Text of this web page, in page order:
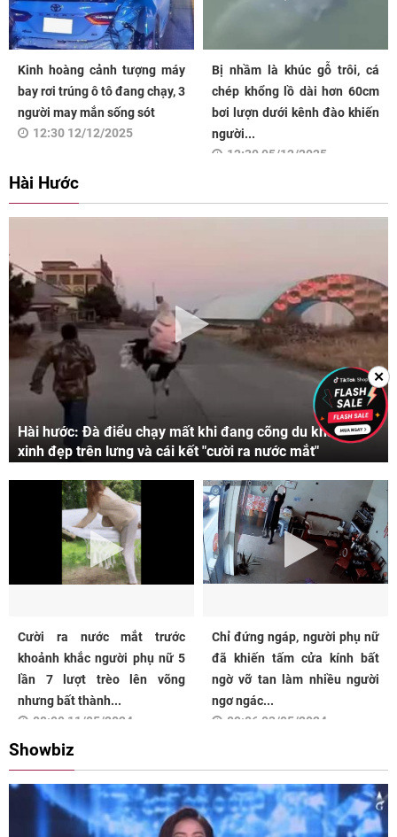
Kinh hoàng cảnh tượng máy
bay rơi trúng ô tô đang chạy, 3
người may mắn sống sót
12:30 12/12/2025
Bị nhầm là khúc gỗ trôi, cá
chép khổng lồ dài hơn 60cm
bơi lượn dưới kênh đào khiến
người...
12:30 05/12/2025
Hài Hước
Hài hước: Đà điểu chạy mất khi đang cõng du khách
xinh đẹp trên lưng và cái kết "cười ra nước mắt"
Cười ra nước mắt trước
khoảnh khắc người phụ nữ 5
lần 7 lượt trèo lên võng
nhưng bất thành...
08:00 11/05/2024
Chỉ đứng ngáp, người phụ nữ
đã khiến tấm cửa kính bất
ngờ vỡ tan làm nhiều người
ngơ ngác...
09:06 03/05/2024
Showbiz
✕